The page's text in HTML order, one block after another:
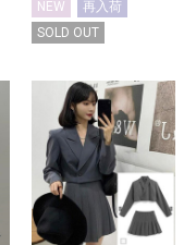
NEW
再入荷
SOLD OUT